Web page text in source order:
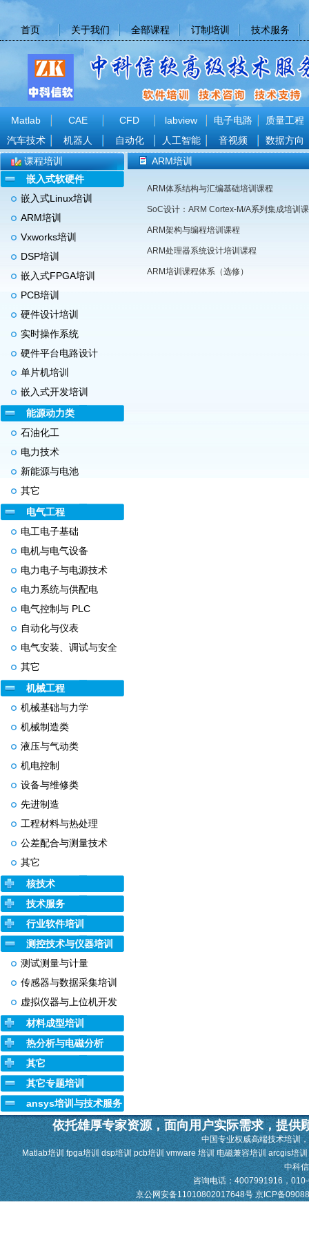
首页 关于我们 全部课程 订制培训 技术服务
Matlab CAE CFD labview 电子电路
质量工程
汽车技术
机器人 自动化 人工智能 音视频
数据方向
课程培训
嵌入式软硬件
嵌入式Linux培训
ARM培训
Vxworks培训
DSP培训
嵌入式FPGA培训
PCB培训
硬件设计培训
实时操作系统
硬件平台电路设计
单片机培训
嵌入式开发培训
能源动力类
石油化工
电力技术
新能源与电池
其它
电气工程
电工电子基础
电机与电气设备
电力电子与电源技术
电力系统与供配电
电气控制与 PLC
自动化与仪表
电气安装、调试与安全
其它
机械工程
机械基础与力学
机械制造类
液压与气动类
机电控制
设备与维修类
先进制造
工程材料与热处理
公差配合与测量技术
其它
核技术
技术服务
行业软件培训
测控技术与仪器培训
测试测量与计量
传感器与数据采集培训
虚拟仪器与上位机开发
材料成型培训
热分析与电磁分析
其它
其它专题培训
ansys培训与技术服务
ARM培训
ARM体系结构与汇编基础培训课程
SoC设计：ARM Cortex-M/A系列集成培训
ARM架构与编程培训课程
ARM处理器系统设计培训课程
ARM培训课程体系（选修）
依托雄厚专家资源，面向用户实际需求，提供
中国专业权威高端技术培训
Matlab培训 fpga培训 dsp培训 pcb培训 vmware 培训 电磁兼容培训 arcgis培
中科
咨询电话：4007991916，
京公网安备11010802017648号京ICP备